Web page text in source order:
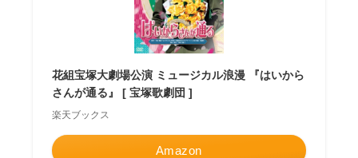
花組宝塚大劇場公演 ミュージカル浪漫 『はいから
さんが通る』 [ 宝塚歌劇団 ]
楽天ブックス
Amazon